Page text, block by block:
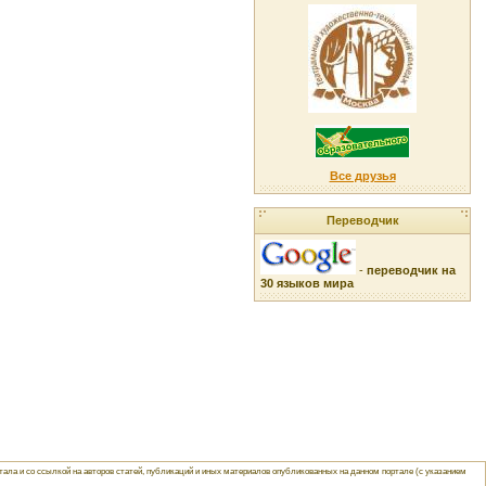
Все друзья
Переводчик
- переводчик на
30 языков мира
и со ссылкой на авторов статей, публикаций и иных материалов опубликованных на данном портале (с указанием